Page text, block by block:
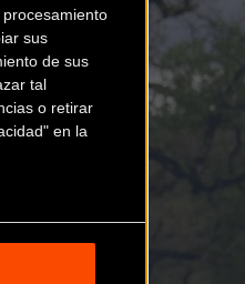
sus
de sus
tal
o retirar
en la